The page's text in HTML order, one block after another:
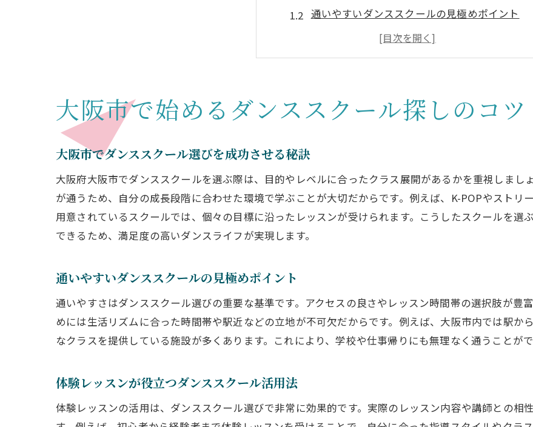
通いやすいダンススクールの見極めポイント
体験レッスンが役立つダンススクール活用法
大阪ダンススクールの比較ポイントを知ろう
ジャンル別に選ぶ大阪のダンススクール案内
ジャンルごとのダンススクール選びのコツ
初心者向けジャンル別ダンススクール案内
大阪ダンススクールのジャンル別特徴を解説
初心者も安心の大阪ダンススクール活用法
未経験から通えるダンススクールの魅力
体験レッスンで大阪ダンススクールを比較
親子で楽しむ大阪ダンススクールの活用方法
大阪市で始めるダンススクール探しのコツ
大阪市でダンススクール選びを成功させる秘訣
大阪府大阪市でダンススクールを選ぶ際は、目的やレベルに合ったクラス展開があるかを重視しまし
が通うため、自分の成長段階に合わせた環境で学ぶことが大切だからです。例えば、K-POPやストリ
用意されているスクールでは、個々の目標に沿ったレッスンが受けられます。こうしたスクールを選
できるため、満足度の高いダンスライフが実現します。
通いやすいダンススクールの見極めポイント
通いやすさはダンススクール選びの重要な基準です。アクセスの良さやレッスン時間帯の選択肢が豊
めには生活リズムに合った時間帯や駅近などの立地が不可欠だからです。例えば、大阪市内では駅か
なクラスを提供している施設が多くあります。これにより、学校や仕事帰りにも無理なく通うことが
体験レッスンが役立つダンススクール活用法
体験レッスンの活用は、ダンススクール選びで非常に効果的です。実際のレッスン内容や講師との相